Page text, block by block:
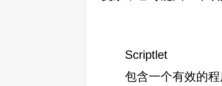
Scriptlet
包含一个有效的程